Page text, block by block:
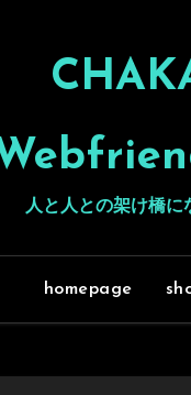
人と人との架け橋
homepage